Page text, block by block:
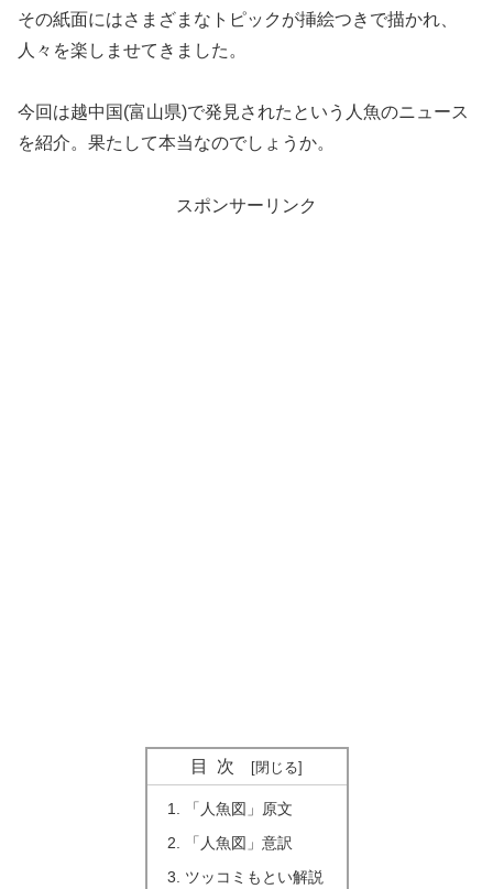
その紙面にはさまざまなトピックが挿絵つきで描かれ、
人々を楽しませてきました。
今回は越中国(富山県)で発見されたという人魚のニュース
を紹介。果たして本当なのでしょうか。
スポンサーリンク
目次
「人魚図」原文
「人魚図」意訳
ツッコミもとい解説